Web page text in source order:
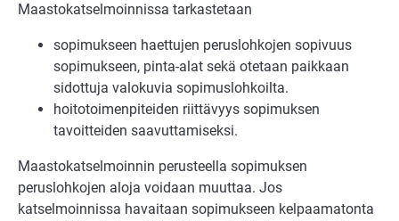
Maastokatselmoinnissa tarkastetaan
sopimukseen haettujen peruslohkojen sopivuus
sopimukseen, pinta-alat sekä otetaan paikkaan
sidottuja valokuvia sopimuslohkoilta.
hoitotoimenpiteiden riittävyys sopimuksen
tavoitteiden saavuttamiseksi.
Maastokatselmoinnin perusteella sopimuksen
peruslohkojen aloja voidaan muuttaa. Jos
katselmoinnissa havaitaan sopimukseen kelpaamatonta